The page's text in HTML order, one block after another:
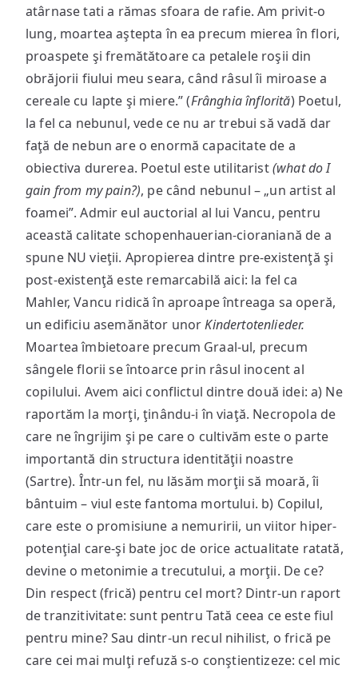
atârnase tati a rămas sfoara de rafie. Am privit-o
lung, moartea aştepta în ea precum mierea în flori,
proaspete şi fremătătoare ca petalele roşii din
obrăjorii fiului meu seara, când râsul îi miroase a
cereale cu lapte şi miere.” (Frânghia înflorită) Poetul,
la fel ca nebunul, vede ce nu ar trebui să vadă dar
faţă de nebun are o enormă capacitate de a
obiectiva durerea. Poetul este utilitarist(what do I
gain from my pain?), pe când nebunul – „un artist al
foamei”. Admir eul auctorial al lui Vancu, pentru
această calitate schopenhauerian-cioraniană de a
spune NU vieţii. Apropierea dintre pre-existenţă şi
post-existenţă este remarcabilă aici: la fel ca
Mahler, Vancu ridică în aproape întreaga sa operă,
un edificiu asemănător unorKindertotenlieder.
Moartea îmbietoare precum Graal-ul, precum
sângele florii se întoarce prin râsul inocent al
copilului. Avem aici conflictul dintre două idei: a) Ne
raportăm la morţi, ţinându-i în viaţă. Necropola de
care ne îngrijim şi pe care o cultivăm este o parte
importantă din structura identităţii noastre
(Sartre). Într-un fel, nu lăsăm morţii să moară, îi
bântuim – viul este fantoma mortului. b) Copilul,
care este o promisiune a nemuririi, un viitor hiper-
potenţial care-şi bate joc de orice actualitate ratată,
devine o metonimie a trecutului, a morţii. De ce?
Din respect (frică) pentru cel mort? Dintr-un raport
de tranzitivitate: sunt pentru Tată ceea ce este fiul
pentru mine? Sau dintr-un recul nihilist, o frică pe
care cei mai mulţi refuză s-o conştientizeze: cel mic